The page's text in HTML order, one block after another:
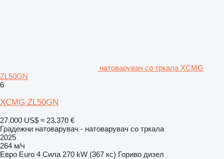
натоварувач со тркала XCMG
ZL50GN
6
XCMG ZL50GN
27.000 US$ ≈ 23.370 €
Градежни натоварувач - натоварувач со тркала
2025
264 м/ч
Евро Euro 4 Сила 270 kW (367 кс) Гориво дизел